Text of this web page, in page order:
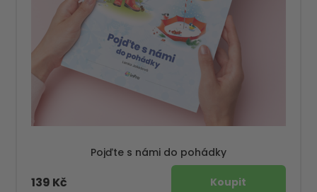
Pojďte s námi do pohádky
139 Kč